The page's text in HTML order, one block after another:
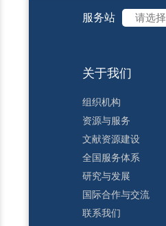
服务站 请选择
关于我们
组织机构
资源与服务
文献资源建设
全国服务体系
研究与发展
国际合作与交流
联系我们